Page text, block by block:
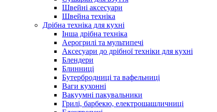
Швейні аксесуари
Швейна техніка
Дрібна техніка для кухні
Інша дрібна техніка
Аерогрилі та мультипечі
Аксесуари до дрібної техніки для кухні
Блендери
Блинниці
Бутербродниці та вафельниці
Ваги кухонні
Вакуумні пакувальники
Грилі, барбекю, електрошашличниці